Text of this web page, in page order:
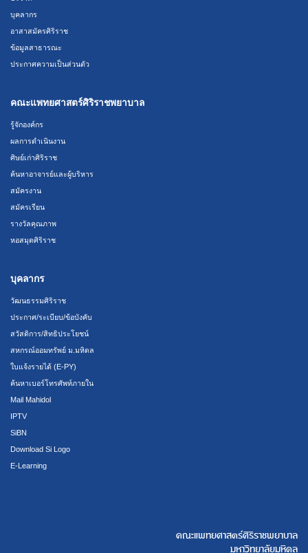
บุคลากร
อาสาสมัครศิริราช
ข้อมูลสาธารณะ
ประกาศความเป็นส่วนตัว
คณะแพทยศาสตร์ศิริราชพยาบาล
รู้จักองค์กร
ผลการดำเนินงาน
ศิษย์เก่าศิริราช
ค้นหาอาจารย์และผู้บริหาร
สมัครงาน
สมัครเรียน
รางวัลคุณภาพ
หอสมุดศิริราช
บุคลากร
วัฒนธรรมศิริราช
ประกาศ/ระเบียบ/ข้อบังคับ
สวัสดิการ/สิทธิประโยชน์
สหกรณ์ออมทรัพย์ ม.มหิดล
ใบแจ้งรายได้ (E-PY)
ค้นหาเบอร์โทรศัพท์ภายใน
Mail Mahidol
IPTV
SiBN
Download Si Logo
E-Learning
คณะแพทยศาสตร์ศิริราชพยาบาล
มหาวิทยาลัยมหิดล